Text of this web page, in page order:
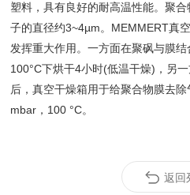
塑料，具有良好的耐高温性能。聚
子的直径约3~4µm。MEMMERT真
发挥重大作用。一方面在聚砜与膜
100°C下烘干4小时(低温干燥)，另
后，真空干燥箱用于给聚合物膜去
mbar，100 °C。
返回